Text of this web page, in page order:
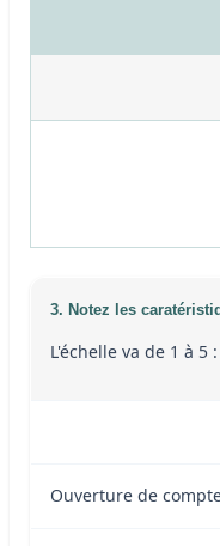
3. Notez les
L'échelle va de 1 à
Ouverture de